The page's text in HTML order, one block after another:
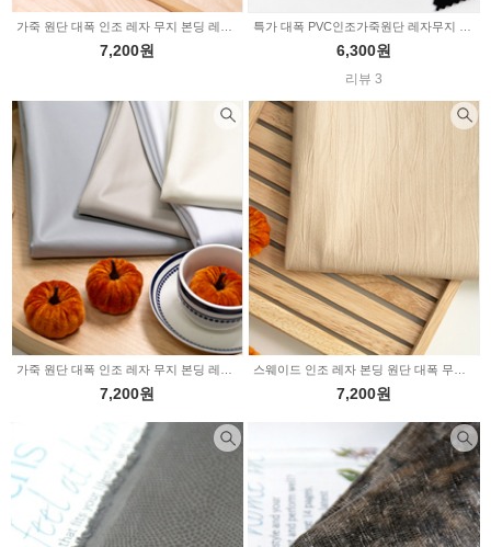
7,200원 6,300원
리뷰 3
7,200원 7,200원